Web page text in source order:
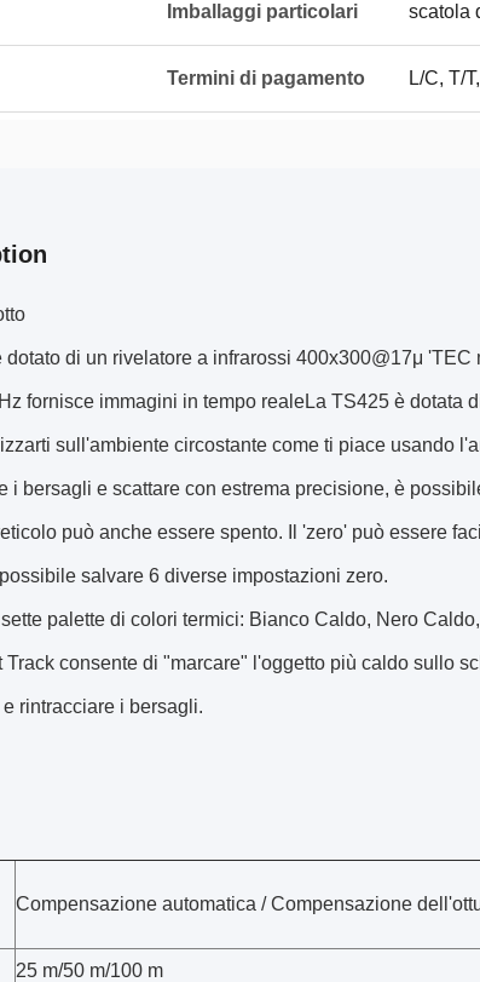
Imballaggi particolari scatola
Termini di pagamento L/C, T/
dotato di un rivelatore a infrarossi 400x300@17μ
fornisce immagini in tempo realeLa TS425 è dotata
sull'ambiente circostante come ti piace usando
i bersagli e scattare con estrema precisione, è
può anche essere spento. Il 'zero' può essere
salvare 6 diverse impostazioni zero.
palette di colori termici: Bianco Caldo, Nero
consente di "marcare" l'oggetto più caldo sullo
rintracciare i bersagli.
Compensazione automatica / Compensazione
25 m/50 m/100 m